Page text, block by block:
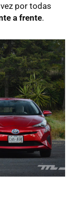
por todas
a frente.